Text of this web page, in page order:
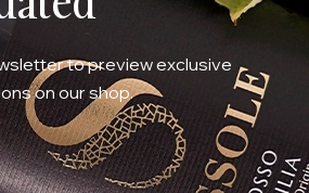
to preview exclusive
on our shop.